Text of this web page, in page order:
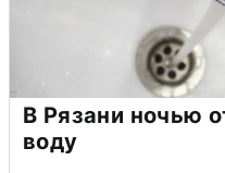
В Рязани ночью
воду